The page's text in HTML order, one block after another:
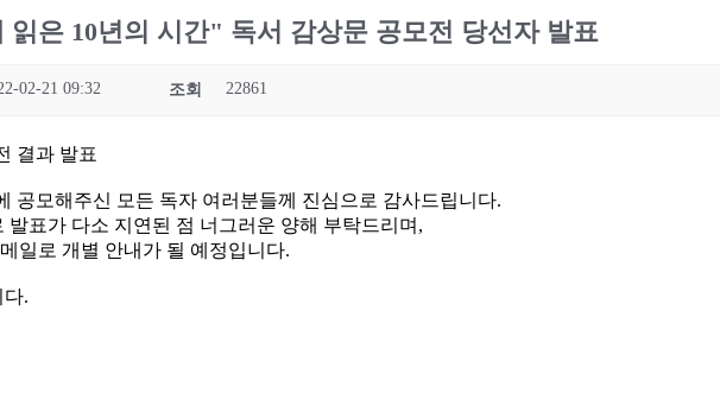
읽은 10년의 시간" 독서 감상문 공모전 당선자 발표
02-21 09:32 조회 22861
결과 발표
공모해주신 모든 독자 여러분들께 진심으로 감사드립니다.
표가 다소 지연된 점 너그러운 양해 부탁드리며,
일로 개별 안내가 될 예정입니다.
.